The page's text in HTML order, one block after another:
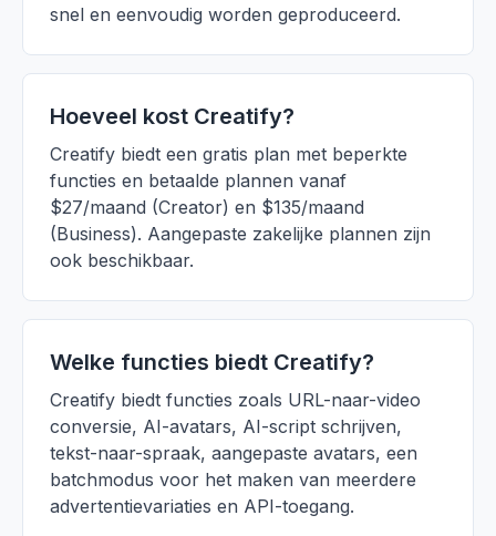
snel en eenvoudig worden geproduceerd.
Hoeveel kost Creatify?
Creatify biedt een gratis plan met beperkte
functies en betaalde plannen vanaf
$27/maand (Creator) en $135/maand
(Business). Aangepaste zakelijke plannen zijn
ook beschikbaar.
Welke functies biedt Creatify?
Creatify biedt functies zoals URL-naar-video
conversie, AI-avatars, AI-script schrijven,
tekst-naar-spraak, aangepaste avatars, een
batchmodus voor het maken van meerdere
advertentievariaties en API-toegang.